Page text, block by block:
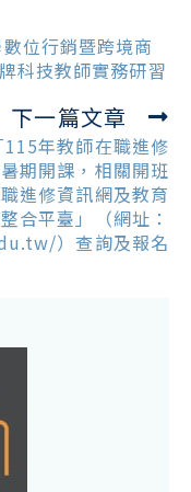
位行銷暨跨境商
科技教師實務研習
下一篇文章
年教師在職進修
期開課，相關開班
進修資訊網及教育
合平臺」（網址：
）查詢及報名